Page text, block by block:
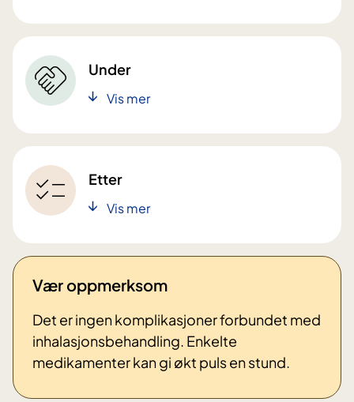
Under
Vis mer
Etter
Vis mer
Vær oppmerksom
Det er ingen komplikasjoner forbundet med
inhalasjonsbehandling. Enkelte
medikamenter kan gi økt puls en stund.